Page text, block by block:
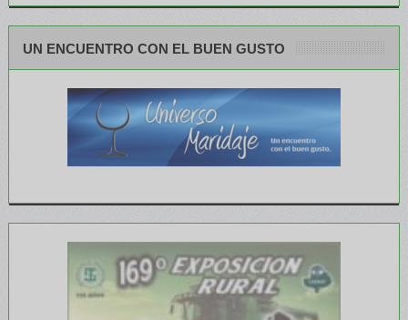
UN ENCUENTRO CON EL BUEN GUSTO